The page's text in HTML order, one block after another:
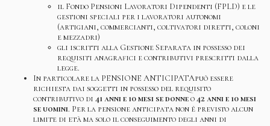
il Fondo Pensioni Lavoratori Dipendenti (FPLD) e le
gestioni speciali per i lavoratori autonomi
(artigiani, commercianti, coltivatori diretti, coloni
e mezzadri)
gli iscritti alla Gestione Separata in possesso dei
requisiti anagrafici e contributivi prescritti dalla
legge.
In particolare la PENSIONE ANTICIPATApuò essere
richiesta dai soggetti in possesso del requisito
contributivo di 41 anni e 10 mesi se donneo42 anni e 10 mesi
se uomini. Per la pensione anticipata non è previsto alcun
limite di età ma solo il conseguimento degli anni di